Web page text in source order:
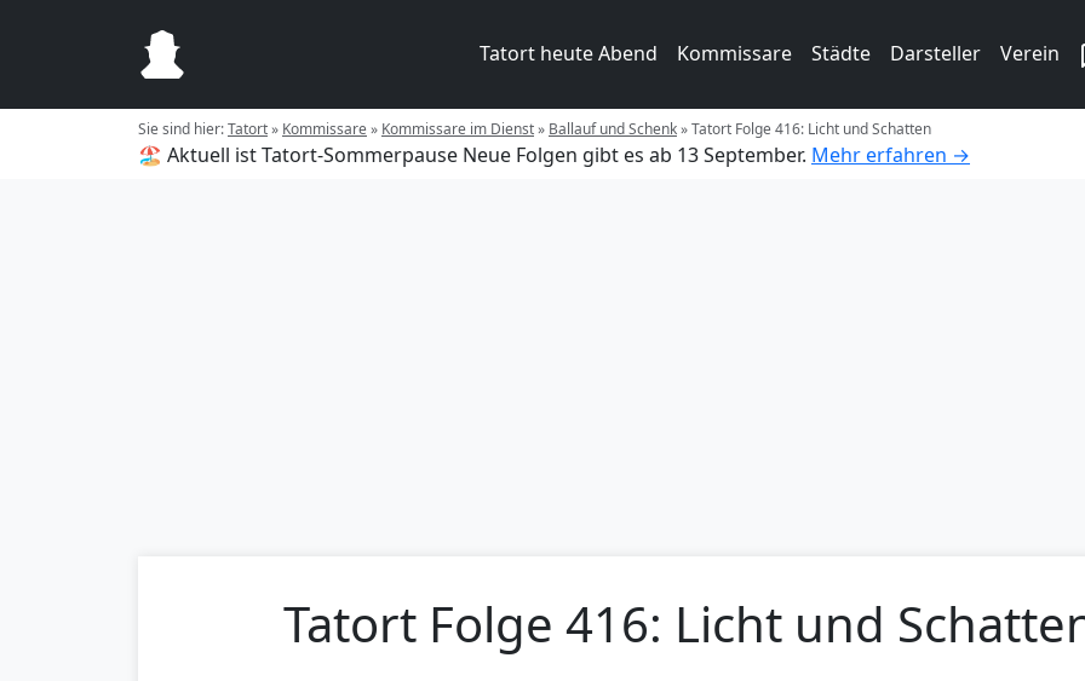
Tatort heute Abend Kommissare Städte Darsteller Verein
Sie sind hier:Tatort» Kommissare» Kommissare im Dienst» Ballauf und Schenk»Tatort Folge 416: Licht und Schatten
🏖️ Aktuell ist Tatort-Sommerpause Neue Folgen gibt es ab 13 September. Mehr erfahren →
Tatort Folge 416: Licht und